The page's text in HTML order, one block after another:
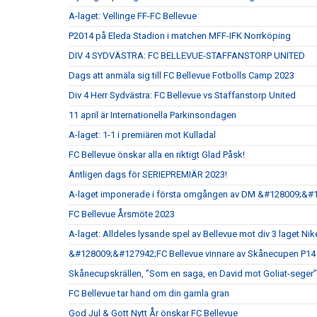
A-laget: Vellinge FF-FC Bellevue
P2014 på Eleda Stadion i matchen MFF-IFK Norrköping
DIV 4 SYDVÄSTRA: FC BELLEVUE-STAFFANSTORP UNITED
Dags att anmäla sig till FC Bellevue Fotbolls Camp 2023
Div 4 Herr Sydvästra: FC Bellevue vs Staffanstorp United
11 april är Internationella Parkinsondagen
A-laget: 1-1 i premiären mot Kulladal
FC Bellevue önskar alla en riktigt Glad Påsk!
Äntligen dags för SERIEPREMIÄR 2023!
A-laget imponerade i första omgången av DM
FC Bellevue Årsmöte 2023
A-laget: Alldeles lysande spel av Bellevue mot div 3 laget
&#128009;&#127942;FC Bellevue vinnare av Skånecupen P14
Skånecupskrällen, ”Som en saga, en David mot Goliat-seger”
FC Bellevue tar hand om din gamla gran
God Jul & Gott Nytt År önskar FC Bellevue